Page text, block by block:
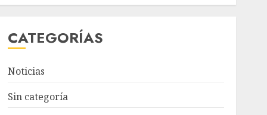
CATEGORÍAS
Noticias
Sin categoría